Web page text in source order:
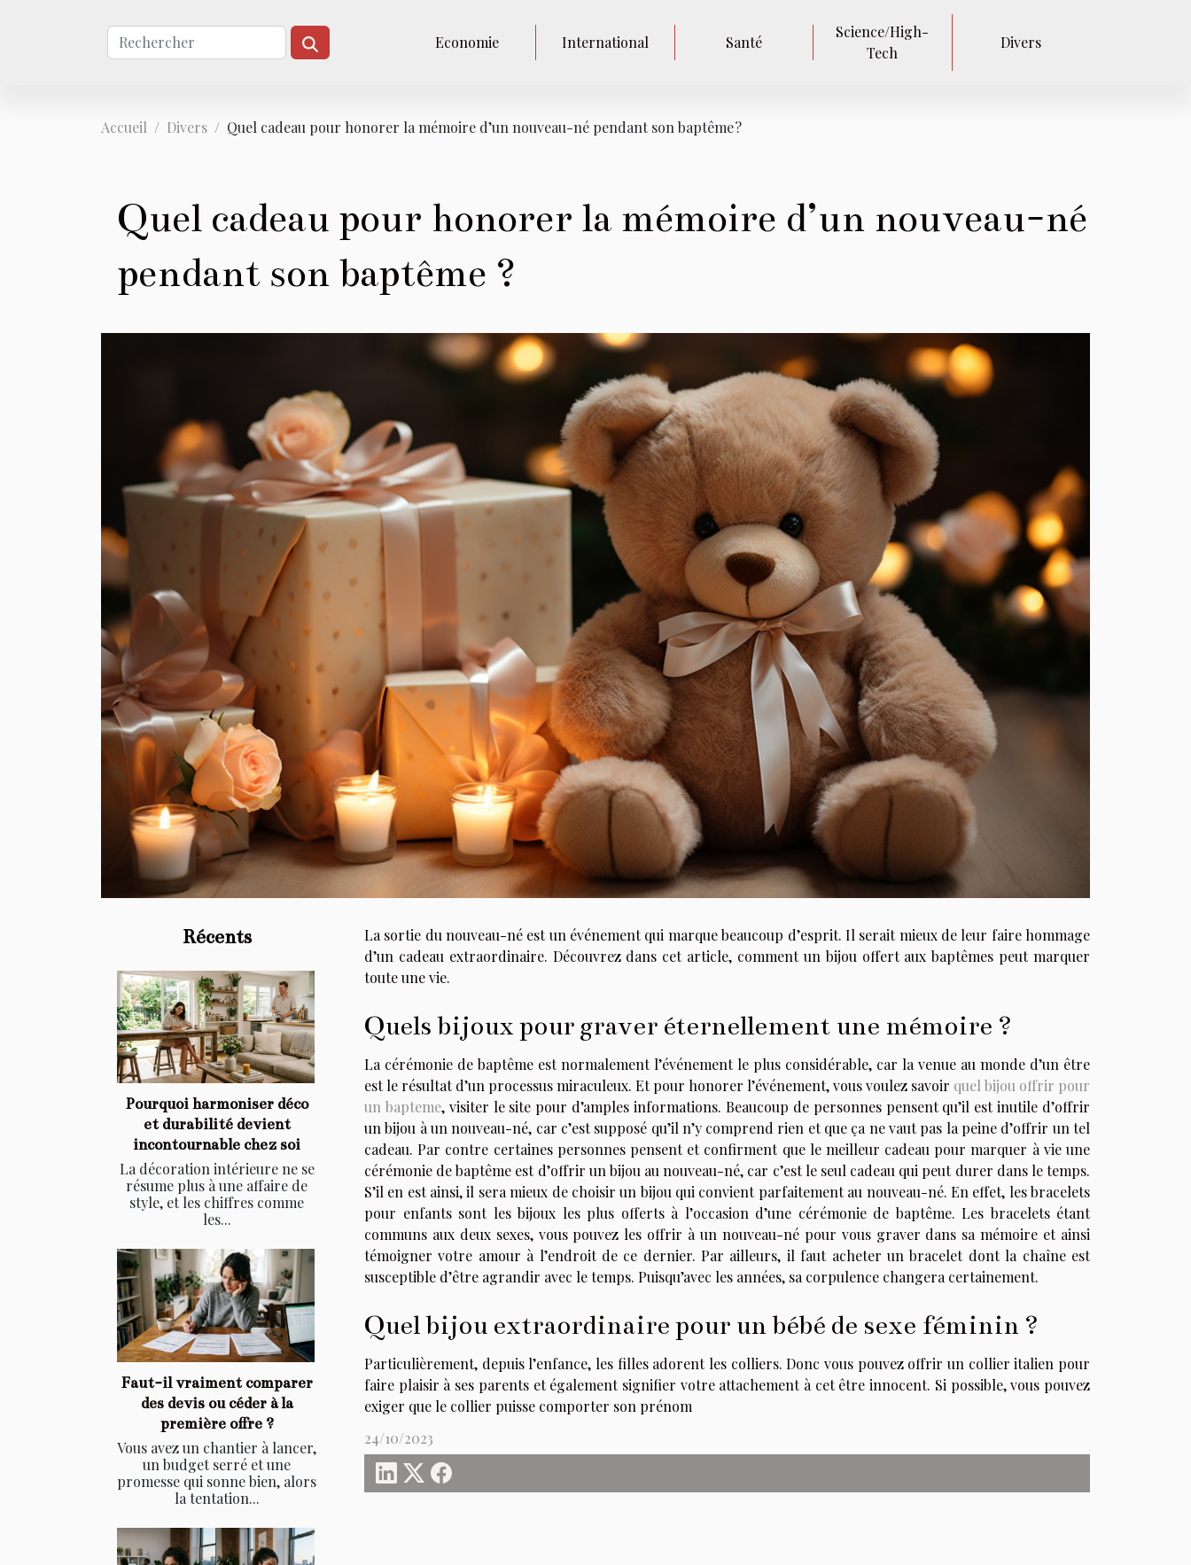
Economie International Santé
Science/High-
Tech
Divers
Accueil Divers Quel cadeau pour honorer la mémoire d’un nouveau-né pendant son baptême ?
Quel cadeau pour honorer la mémoire d’un nouveau-né
pendant son baptême ?
Récents
Pourquoi harmoniser déco
et durabilité devient
incontournable chez soi
La décoration intérieure ne se
résume plus à une affaire de
style, et les chiffres comme
les...
Faut-il vraiment comparer
des devis ou céder à la
première offre ?
Vous avez un chantier à lancer,
un budget serré et une
promesse qui sonne bien, alors
la tentation...
La sortie du nouveau-né est un événement qui marque beaucoup d’esprit. Il serait mieux de leur faire hommage
d’un cadeau extraordinaire. Découvrez dans cet article, comment un bijou offert aux baptêmes peut marquer
toute une vie.
Quels bijoux pour graver éternellement une mémoire ?
La cérémonie de baptême est normalement l’événement le plus considérable, car la venue au monde d’un être
est le résultat d’un processus miraculeux. Et pour honorer l’événement, vous voulez savoir quel bijou offrir pour
un bapteme, visiter le site pour d’amples informations. Beaucoup de personnes pensent qu’il est inutile d’offrir
un bijou à un nouveau-né, car c’est supposé qu’il n’y comprend rien et que ça ne vaut pas la peine d’offrir un tel
cadeau. Par contre certaines personnes pensent et confirment que le meilleur cadeau pour marquer à vie une
cérémonie de baptême est d’offrir un bijou au nouveau-né, car c’est le seul cadeau qui peut durer dans le temps.
S’il en est ainsi, il sera mieux de choisir un bijou qui convient parfaitement au nouveau-né. En effet, les bracelets
pour enfants sont les bijoux les plus offerts à l’occasion d’une cérémonie de baptême. Les bracelets étant
communs aux deux sexes, vous pouvez les offrir à un nouveau-né pour vous graver dans sa mémoire et ainsi
témoigner votre amour à l’endroit de ce dernier. Par ailleurs, il faut acheter un bracelet dont la chaîne est
susceptible d’être agrandir avec le temps. Puisqu’avec les années, sa corpulence changera certainement.
Quel bijou extraordinaire pour un bébé de sexe féminin ?
Particulièrement, depuis l’enfance, les filles adorent les colliers. Donc vous pouvez offrir un collier italien pour
faire plaisir à ses parents et également signifier votre attachement à cet être innocent. Si possible, vous pouvez
exiger que le collier puisse comporter son prénom
24/10/2023